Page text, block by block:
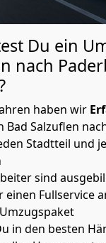
Du ein
nach
haben wir
Bad Salzuflen
Stadtteil und
sind
Fullservice
in den besten